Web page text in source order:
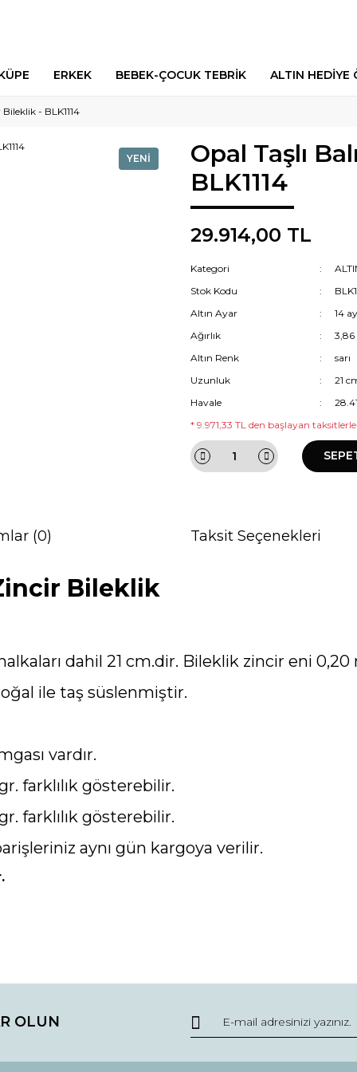
ERKEK BEBEK-ÇOCUK TEBRİK ALTIN HEDİYE
Bileklik - BLK1114
YENİ
Opal Taşlı
BLK1114
29.914,00 TL
Kategori
Stok Kodu
Altın Ayar
14
Ağırlık
Altın Renk
sarı
Uzunluk
21
Havale
* 9.971,33 TL den başlayan
(0) Taksit Seçenekleri
Zincir Bileklik
dahil 21 cm.dir. Bileklik zincir eni
ile taş süslenmiştir.
vardır.
farklılık gösterebilir.
farklılık gösterebilir.
aynı gün kargoya verilir.
Yorum Yaz
OLUN